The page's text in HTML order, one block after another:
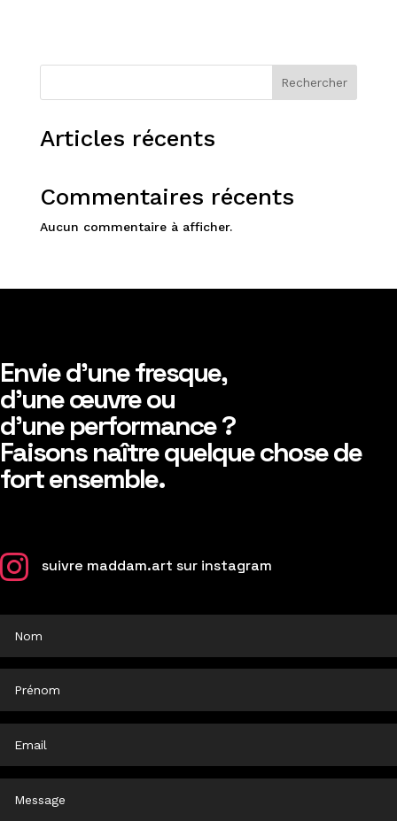
Rechercher
Articles récents
Commentaires récents
Aucun commentaire à afficher.
Envie d’une fresque,
d’une œuvre ou
d’une performance ?
Faisons naître quelque chose de
fort ensemble.
 suivre maddam.art sur instagram